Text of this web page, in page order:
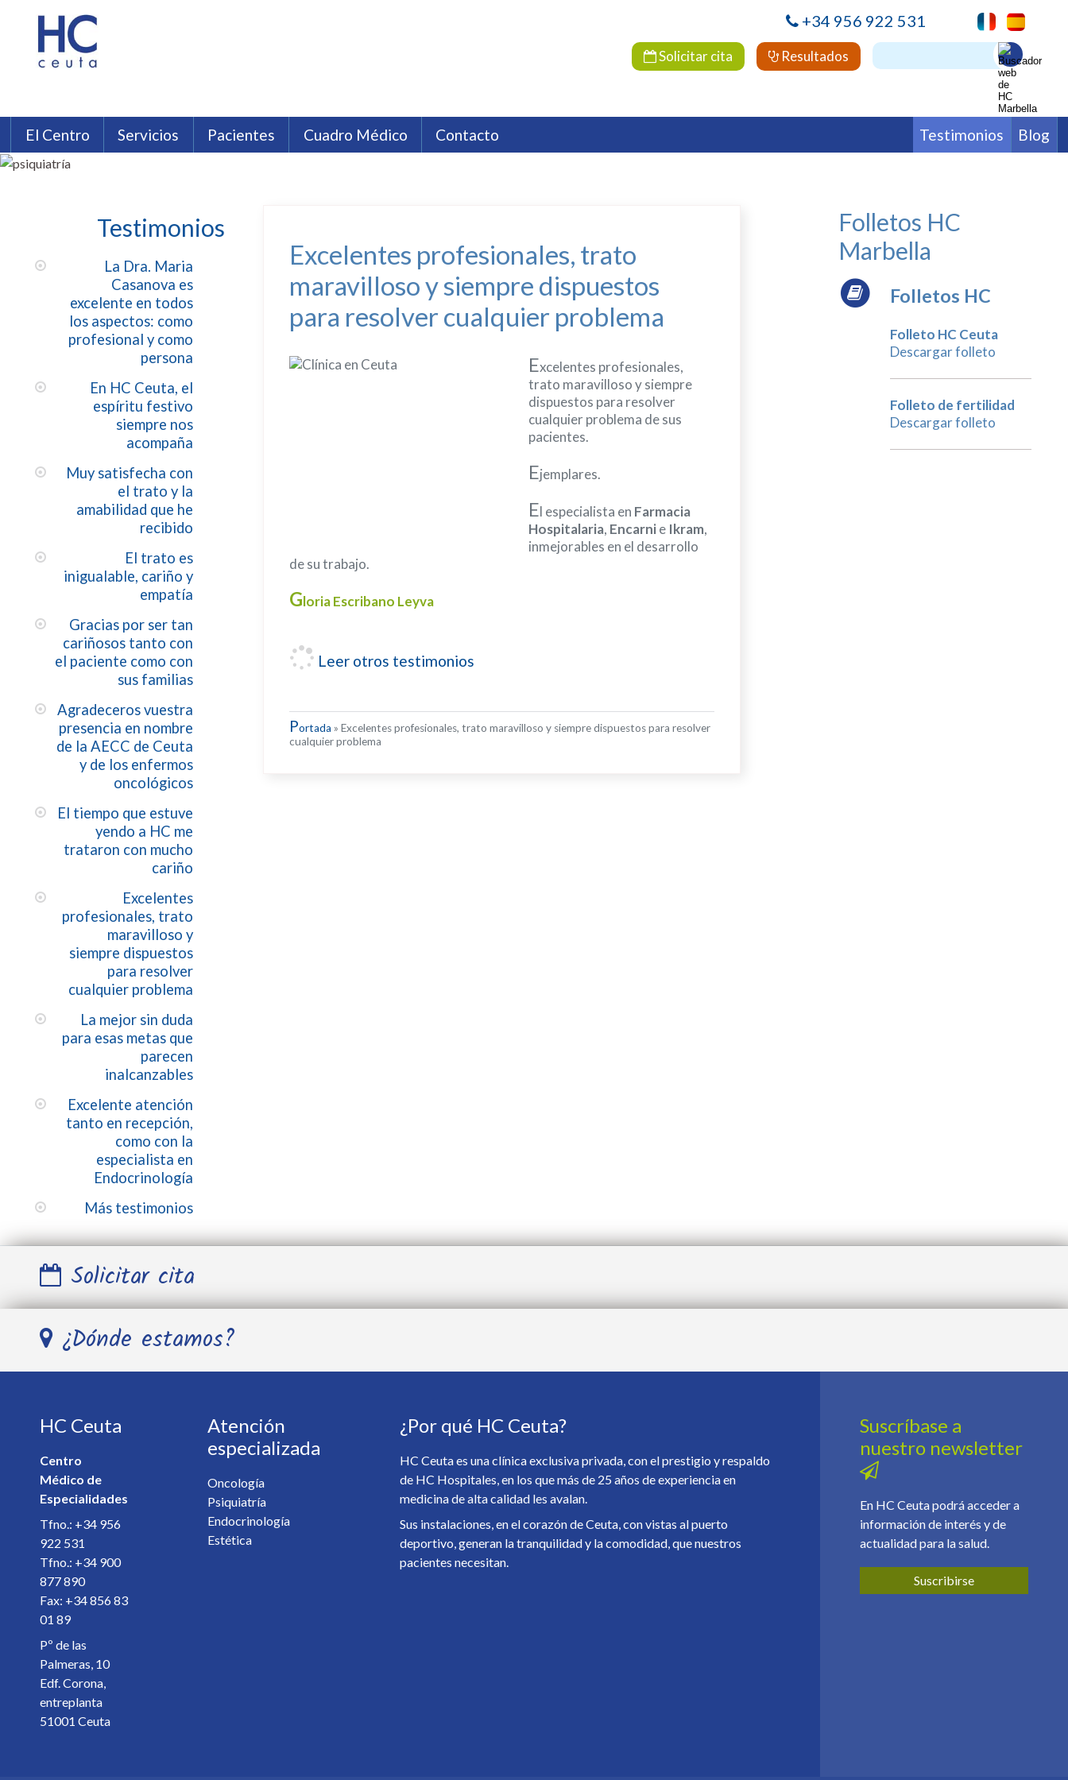
+34 956 922 531
Resultados
Solicitar cita
El Centro Servicios Pacientes Cuadro Médico Contacto Blog
Testimonios
Testimonios
La Dra. Maria
Casanova es
excelente en todos
los aspectos: como
profesional y como
persona
En HC Ceuta, el
espíritu festivo
siempre nos
acompaña
Muy satisfecha con
el trato y la
amabilidad que he
recibido
El trato es
inigualable, cariño y
empatía
Gracias por ser tan
cariñosos tanto con
el paciente como con
sus familias
Agradeceros vuestra
presencia en nombre
de la AECC de Ceuta
y de los enfermos
oncológicos
El tiempo que estuve
yendo a HC me
trataron con mucho
cariño
Excelentes
profesionales, trato
maravilloso y
siempre dispuestos
para resolver
cualquier problema
La mejor sin duda
para esas metas que
parecen
inalcanzables
Excelente atención
tanto en recepción,
como con la
especialista en
Endocrinología
Más testimonios
Excelentes profesionales, trato
maravilloso y siempre dispuestos
para resolver cualquier problema
Excelentes profesionales,
trato maravilloso y siempre
dispuestos para resolver
cualquier problema de sus
pacientes.
Ejemplares.
El especialista en Farmacia
Hospitalaria, Encarnie Ikram,
inmejorables en el desarrollo
de su trabajo.
Gloria Escribano Leyva
Leer otros testimonios
Portada » Excelentes profesionales, trato maravilloso y siempre dispuestos para resolver
cualquier problema
Folletos HC
Marbella
Folletos HC
Folleto HC Ceuta
Descargar folleto
Folleto de fertilidad
Descargar folleto
Solicitar cita
Teléfono *
E-mail *
Especialista *
Detalles de la cita *
¿Desea recibir información de nuestro centro? *
¿Dónde estamos?
HC Ceuta
Centro
Médico de
Especialidades
Tfno.: +34 956
922 531
Tfno.: +34 900
877 890
Fax: +34 856 83
01 89
Pº de las
Palmeras, 10
Edf. Corona,
entreplanta
51001 Ceuta
Atención
especializada
Oncología
Psiquiatría
Endocrinología
Estética
¿Por qué HC Ceuta?
HC Ceuta es una clínica exclusiva privada, con el prestigio y respaldo
de HC Hospitales, en los que más de 25 años de experiencia en
medicina de alta calidad les avalan.
Sus instalaciones, en el corazón de Ceuta, con vistas al puerto
deportivo, generan la tranquilidad y la comodidad, que nuestros
pacientes necesitan.
Suscríbase a
nuestro newsletter
En HC Ceuta podrá acceder a
información de interés y de
actualidad para la salud.
Suscribirse